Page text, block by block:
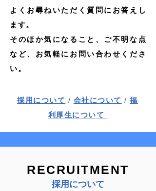
よくお尋ねいただく質問にお答えし
ます。
そのほか気になること、ご不明な点
など、お気軽にお問い合わせくださ
い。
採用について / 会社について /福
利厚生について
RECRUITMENT
採用について